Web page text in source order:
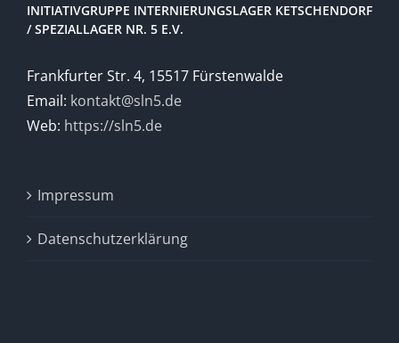
INITIATIVGRUPPE INTERNIERUNGSLAGER KETSCHENDORF
/ SPEZIALLAGER NR. 5 E.V.
Frankfurter Str. 4, 15517 Fürstenwalde
Email: kontakt@sln5.de
Web: https://sln5.de
Impressum
Datenschutzerklärung